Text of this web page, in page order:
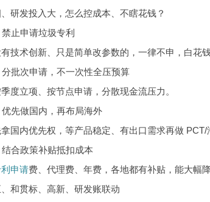
研发投入大，怎么控成本、不瞎花钱？
禁止申请垃圾专利
技术创新、只是简单改参数的，一律不申，白花
分批次申请，不一次性全压预算
度立项、按节点申请，分散现金流压力。
优先做国内，再布局海外
国内优先权，等产品稳定、有出口需求再做 PCT/
结合政策补贴抵扣成本
申请费、代理费、年费，各地都有补贴，能大幅降
、和贯标、高新、研发账联动